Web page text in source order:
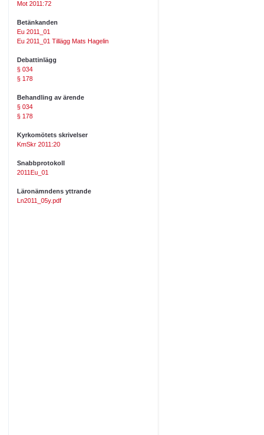
Mot 2011:72
Betänkanden
Eu 2011_01
Eu 2011_01 Tillägg Mats Hagelin
Debattinlägg
§ 034
§ 178
Behandling av ärende
§ 034
§ 178
Kyrkomötets skrivelser
KmSkr 2011:20
Snabbprotokoll
2011Eu_01
Läronämndens yttrande
Ln2011_05y.pdf